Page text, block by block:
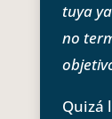
tuya
no
Quizá